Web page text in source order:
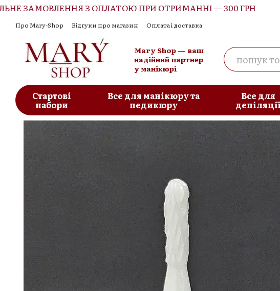
Перейти до основного контенту
ЗАМОВЛЕННЯ З ОПЛАТОЮ ПРИ ОТРИМАННІ — 300 ГРН
Про Mary-Shop Відгуки про магазин
Оплата і доставка
Mary Shop — ваш
надійний партнер
у манікюрі
Стартові
набори
Все для манікюру та
педикюру
Все для
депіляції